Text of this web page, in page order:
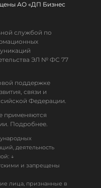
АО «ДП Бизнес
службой по
ЭЛ № ФС 77
поддержке
связи и
Федерации.
применяются
Подробнее.
деятельность
↓
и запрещены
лица, признанные в